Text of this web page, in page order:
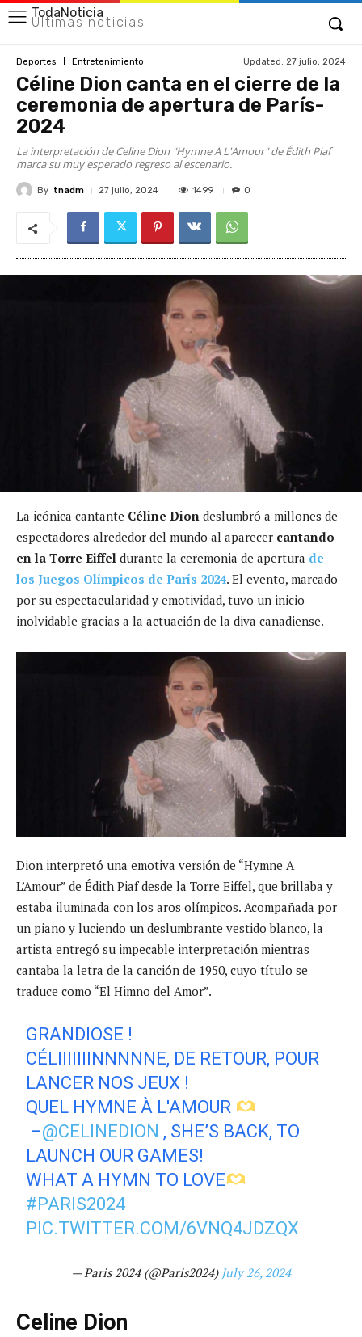
TodaNoticia
Últimas noticias
Deportes Entretenimiento Updated: 27 julio, 2024
Céline Dion canta en el cierre de la
ceremonia de apertura de París-
2024
La interpretación de Celine Dion "Hymne A L'Amour" de Édith Piaf
marca su muy esperado regreso al escenario.
By tnadm 27 julio, 2024 1499 0
La icónica cantante Céline Dion deslumbró a millones de
espectadores alrededor del mundo al aparecer cantando
en la Torre Eiffel durante la ceremonia de apertura de
los Juegos Olímpicos de París 2024. El evento, marcado
por su espectacularidad y emotividad, tuvo un inicio
inolvidable gracias a la actuación de la diva canadiense.
Dion interpretó una emotiva versión de “Hymne A
L’Amour” de Édith Piaf desde la Torre Eiffel, que brillaba y
estaba iluminada con los aros olímpicos. Acompañada por
un piano y luciendo un deslumbrante vestido blanco, la
artista entregó su impecable interpretación mientras
cantaba la letra de la canción de 1950, cuyo título se
traduce como “El Himno del Amor”.
GRANDIOSE !
CÉLIIIIIIINNNNNE, DE RETOUR, POUR
LANCER NOS JEUX !
QUEL HYMNE À L'AMOUR
–@CELINEDION , SHE’S BACK, TO
LAUNCH OUR GAMES!
WHAT A HYMN TO LOVE
#PARIS2024
PIC.TWITTER.COM/6VNQ4JDZQX
— Paris 2024 (@Paris2024) July 26, 2024
Celine Dion